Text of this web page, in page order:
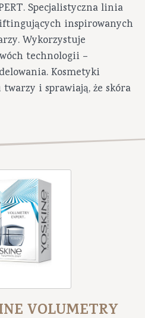
Specjalistyczna linia
inspirowanych
Wykorzystuje
technologii –
Kosmetyki
i sprawiają, że skóra
VOLUMETRY